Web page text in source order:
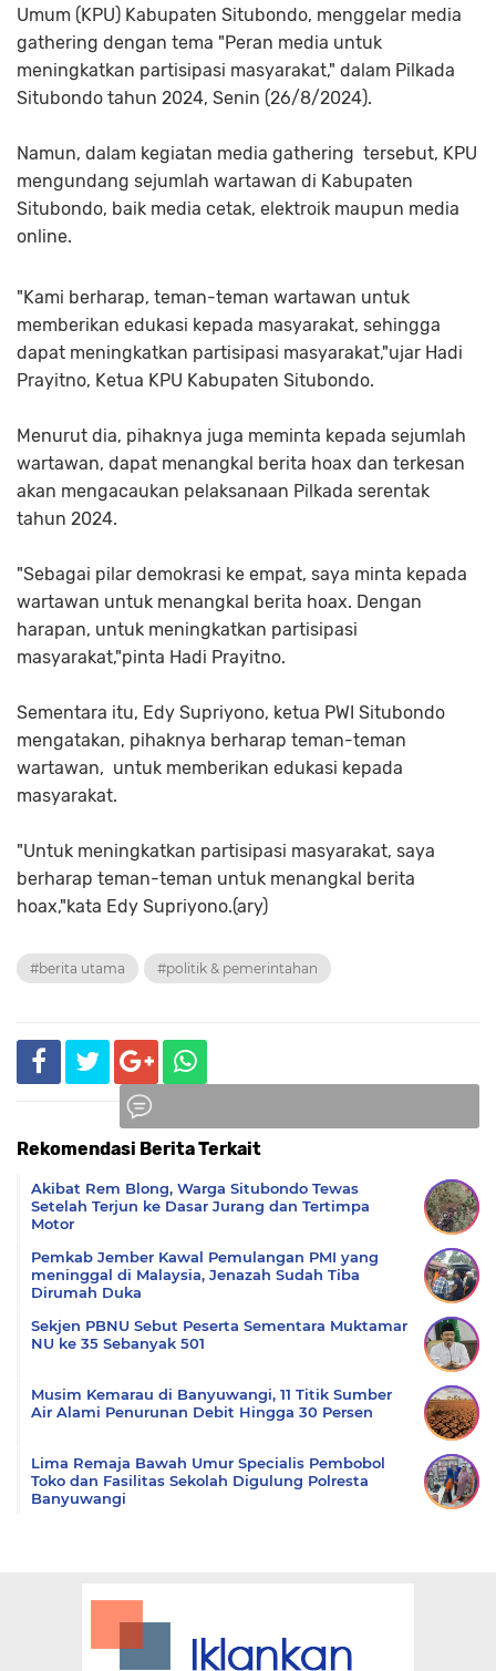
Umum (KPU) Kabupaten Situbondo, menggelar media
gathering dengan tema "Peran media untuk
meningkatkan partisipasi masyarakat," dalam Pilkada
Situbondo tahun 2024, Senin (26/8/2024).
Namun, dalam kegiatan media gathering tersebut, KPU
mengundang sejumlah wartawan di Kabupaten
Situbondo, baik media cetak, elektroik maupun media
online.
"Kami berharap, teman-teman wartawan untuk
memberikan edukasi kepada masyarakat, sehingga
dapat meningkatkan partisipasi masyarakat,"ujar Hadi
Prayitno, Ketua KPU Kabupaten Situbondo.
Menurut dia, pihaknya juga meminta kepada sejumlah
wartawan, dapat menangkal berita hoax dan terkesan
akan mengacaukan pelaksanaan Pilkada serentak
tahun 2024.
"Sebagai pilar demokrasi ke empat, saya minta kepada
wartawan untuk menangkal berita hoax. Dengan
harapan, untuk meningkatkan partisipasi
masyarakat,"pinta Hadi Prayitno.
Sementara itu, Edy Supriyono, ketua PWI Situbondo
mengatakan, pihaknya berharap teman-teman
wartawan, untuk memberikan edukasi kepada
masyarakat.
"Untuk meningkatkan partisipasi masyarakat, saya
berharap teman-teman untuk menangkal berita
hoax,"kata Edy Supriyono.(ary)
#berita utama #politik & pemerintahan
Rekomendasi Berita Terkait
Akibat Rem Blong, Warga Situbondo Tewas
Setelah Terjun ke Dasar Jurang dan Tertimpa
Motor
Pemkab Jember Kawal Pemulangan PMI yang
meninggal di Malaysia, Jenazah Sudah Tiba
Dirumah Duka
Sekjen PBNU Sebut Peserta Sementara Muktamar
NU ke 35 Sebanyak 501
Musim Kemarau di Banyuwangi, 11 Titik Sumber
Air Alami Penurunan Debit Hingga 30 Persen
Lima Remaja Bawah Umur Specialis Pembobol
Toko dan Fasilitas Sekolah Digulung Polresta
Banyuwangi